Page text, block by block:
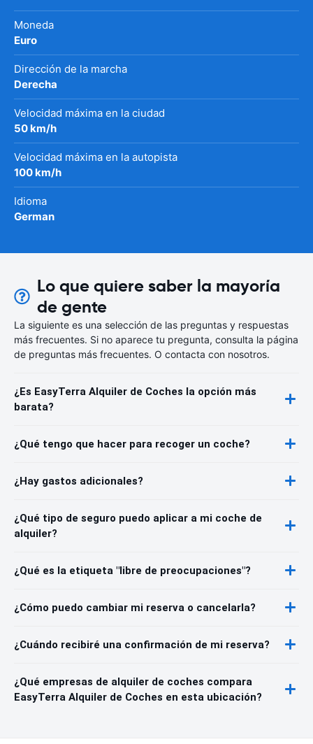
Moneda
Euro
Dirección de la marcha
Derecha
Velocidad máxima en la ciudad
50 km/h
Velocidad máxima en la autopista
100 km/h
Idioma
German
Lo que quiere saber la mayoría
de gente
La siguiente es una selección de las preguntas y respuestas
más frecuentes. Si no aparece tu pregunta, consulta la página
de preguntas más frecuentes. O contacta con nosotros.
¿Es EasyTerra Alquiler de Coches la opción más
barata?
¿Qué tengo que hacer para recoger un coche?
¿Hay gastos adicionales?
¿Qué tipo de seguro puedo aplicar a mi coche de
alquiler?
¿Qué es la etiqueta "libre de preocupaciones"?
¿Cómo puedo cambiar mi reserva o cancelarla?
¿Cuándo recibiré una confirmación de mi reserva?
¿Qué empresas de alquiler de coches compara
EasyTerra Alquiler de Coches en esta ubicación?